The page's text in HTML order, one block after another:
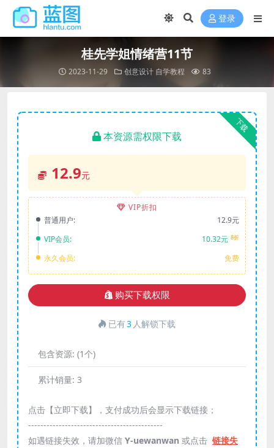
登录
桂先学姐情绪营11节
2023-11-29 创意设计 自学教程 83
下载
本资源需权限下载
12.9元
VIP折扣
普通用户:
12.9元
VIP会员:
10.32元 8折
永久会员: 免费
购买下载权限
已有3 人解锁下载
包含资源: (1个)
累计销量: 3
点击【立即下载】，支付成功后会显示下载链接；
--------------------------------------------
如遇链接失效，请加微信 Y-uewanwan 或点击 链接失